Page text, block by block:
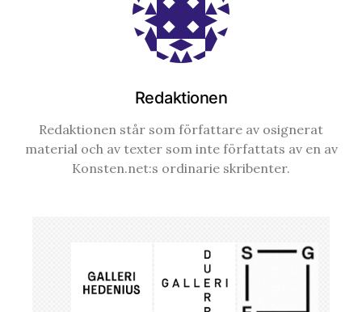
Redaktionen
Redaktionen står som författare av osignerat
material och av texter som inte författats av en av
Konsten.net:s ordinarie skribenter.